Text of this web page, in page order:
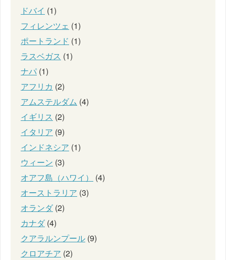
ドバイ (1)
フィレンツェ (1)
ポートランド (1)
ラスベガス (1)
ナパ (1)
アフリカ (2)
アムステルダム (4)
イギリス (2)
イタリア (9)
インドネシア (1)
ウィーン (3)
オアフ島（ハワイ）
(4)
オーストラリア (3)
オランダ(2)
カナダ(4)
クアラルンプール (9)
クロアチア (2)